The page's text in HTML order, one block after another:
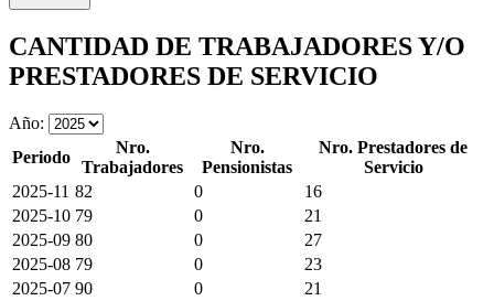
CANTIDAD DE TRABAJADORES Y/O
PRESTADORES DE SERVICIO
Año:
Periodo
Nro.
Trabajadores
Nro.
Pensionistas
Nro. Prestadores de
Servicio
2025-11 82 0
16
2025-10 79 0
21
2025-09 80 0
27
2025-08 79 0
23
2025-07 90 0
21